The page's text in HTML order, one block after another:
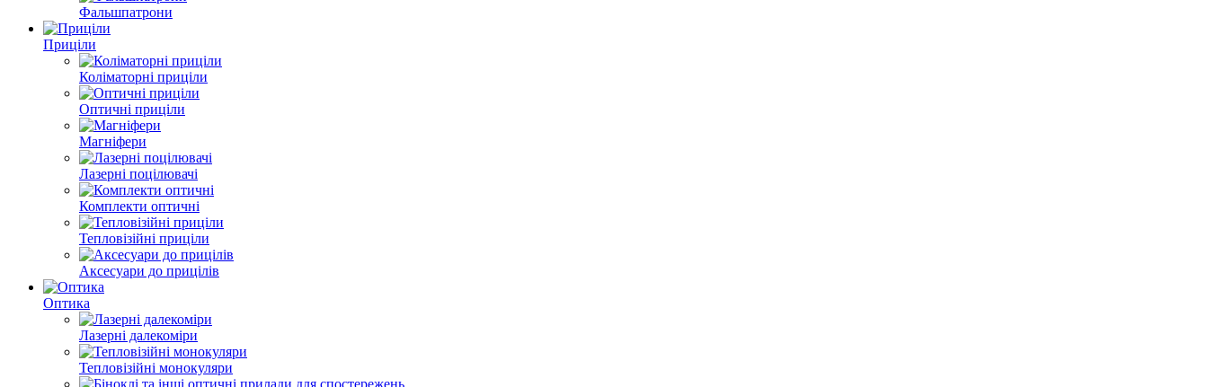
Фальшпатрони
Приціли
Коліматорні приціли
Оптичні приціли
Магніфери
Лазерні поцілювачі
Комплекти оптичні
Тепловізійні приціли
Аксесуари до прицілів
Оптика
Лазерні далекоміри
Тепловізійні монокуляри